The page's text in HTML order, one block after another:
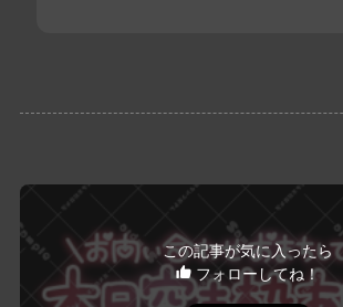
この記事が気に入ったら
フォローしてね！